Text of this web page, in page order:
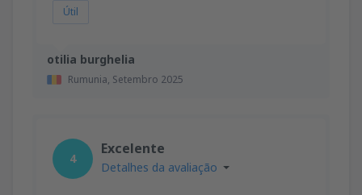
otilia burghelia
Rumunia, Setembro 2025
Útil
4
Excelente
Detalhes da avaliação